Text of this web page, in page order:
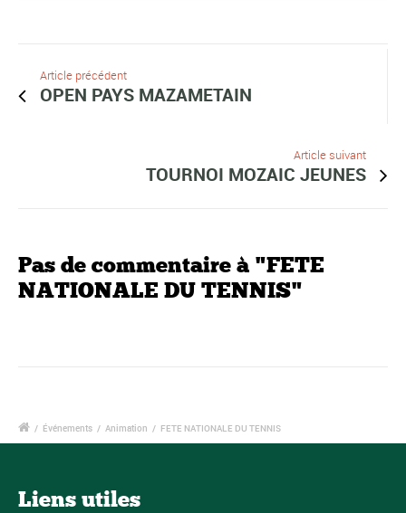
Article précédent
OPEN PAYS MAZAMETAIN
Article suivant
TOURNOI MOZAIC JEUNES
Pas de commentaire à "FETE
NATIONALE DU TENNIS"
/ Événements / Animation / FETE NATIONALE DU TENNIS
Liens utiles